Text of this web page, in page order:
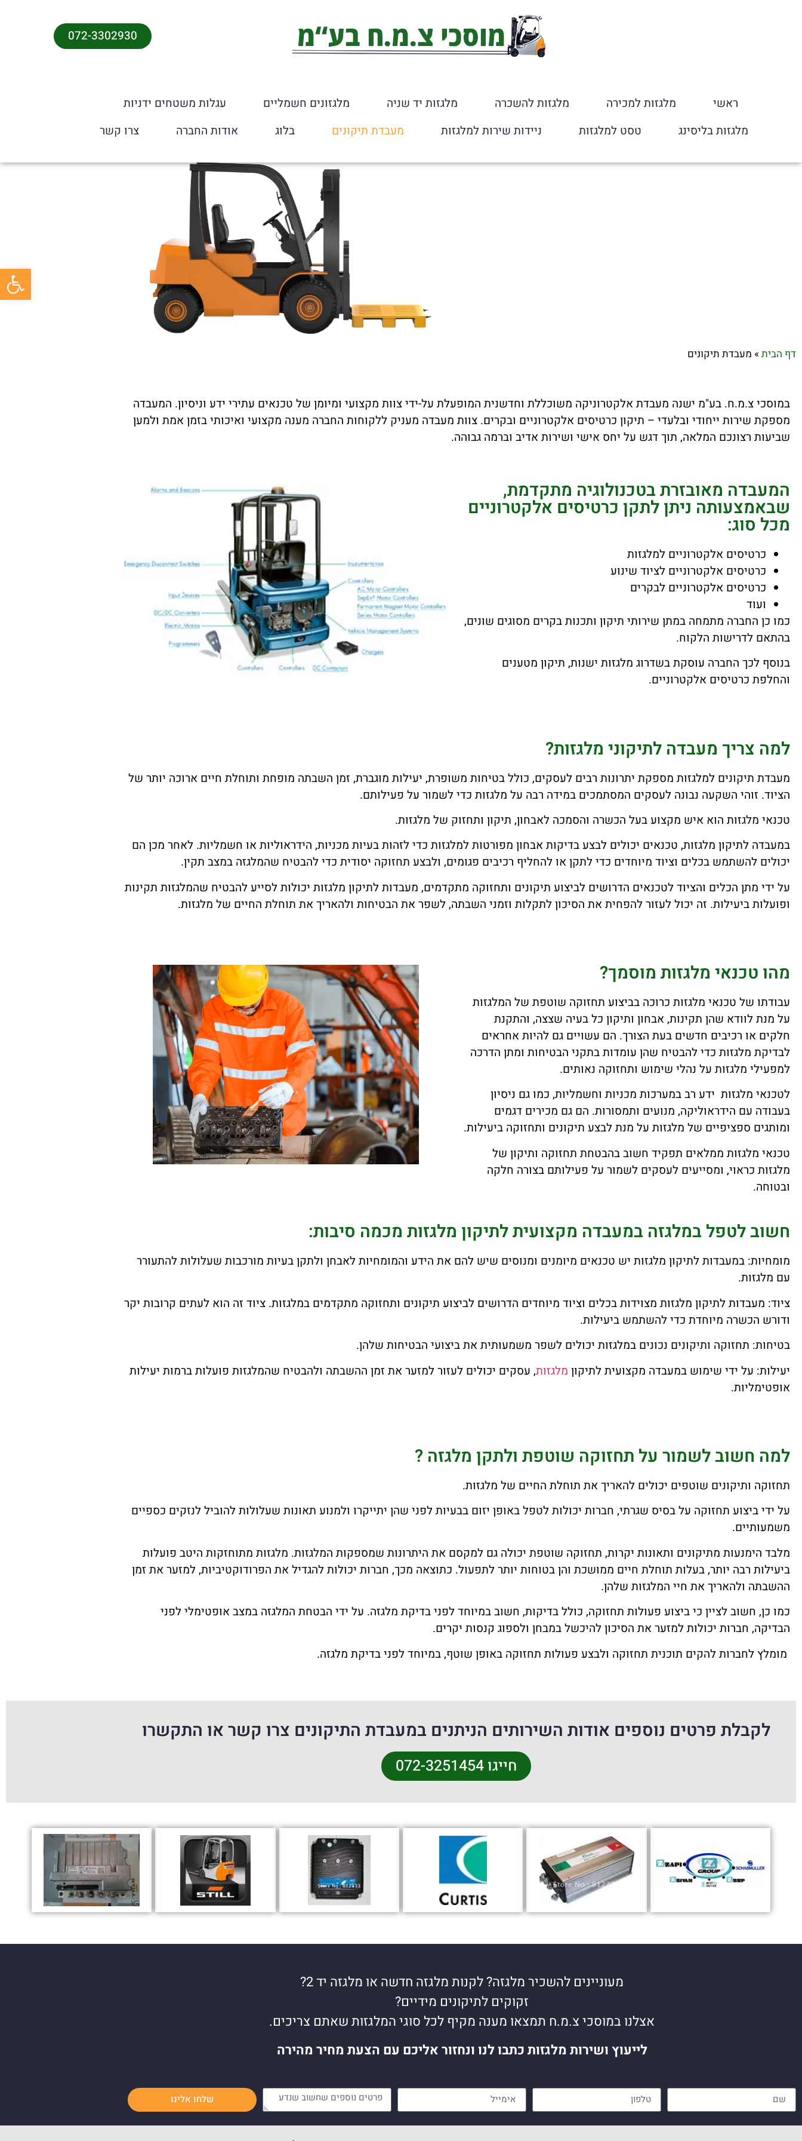
פתח
072-3302930
ראשי מלגזות למכירה מלגזות להשכרה מלגזות יד שניה מלגזונים חשמליים
עגלות משטחים ידניות
מלגזות בליסינג
טסט למלגזות ניידות שירות למלגזות מעבדת תיקונים בלוג אודות החברה צרו קשר
דף הבית » מעבדת תיקונים
במוסכי צ.מ.ח. בע"מ ישנה מעבדת אלקטרוניקה משוכללת וחדשנית המופעלת על-ידי צוות מקצועי ומיומן של טכנאים עתירי ידע וניסיון. המעבדה
מספקת שירות ייחודי ובלעדי – תיקון כרטיסים אלקטרוניים ובקרים. צוות מעבדה מעניק ללקוחות החברה מענה מקצועי ואיכותי בזמן אמת ולמען
שביעות רצונכם המלאה, תוך דגש על יחס אישי ושירות אדיב וברמה גבוהה.
המעבדה מאובזרת בטכנולוגיה מתקדמת,
שבאמצעותה ניתן לתקן כרטיסים אלקטרוניים
מכל סוג:
כרטיסים אלקטרוניים למלגזות
כרטיסים אלקטרוניים לציוד שינוע
כרטיסים אלקטרוניים לבקרים
ועוד
כמו כן החברה מתמחה במתן שירותי תיקון ותכנות בקרים מסוגים שונים,
בהתאם לדרישות הלקוח.
בנוסף לכך החברה עוסקת בשדרוג מלגזות ישנות, תיקון מטענים
והחלפת כרטיסים אלקטרוניים.
למה צריך מעבדה לתיקוני מלגזות?
מעבדת תיקונים למלגזות מספקת יתרונות רבים לעסקים, כולל בטיחות משופרת, יעילות מוגברת, זמן השבתה מופחת ותוחלת חיים ארוכה יותר של
הציוד. זוהי השקעה נבונה לעסקים המסתמכים במידה רבה על מלגזות כדי לשמור על פעילותם.
טכנאי מלגזות הוא איש מקצוע בעל הכשרה והסמכה לאבחון, תיקון ותחזוק של מלגזות.
במעבדה לתיקון מלגזות, טכנאים יכולים לבצע בדיקות אבחון מפורטות למלגזות כדי לזהות בעיות מכניות, הידראוליות או חשמליות. לאחר מכן הם
יכולים להשתמש בכלים וציוד מיוחדים כדי לתקן או להחליף רכיבים פגומים, ולבצע תחזוקה יסודית כדי להבטיח שהמלגזה במצב תקין.
על ידי מתן הכלים והציוד לטכנאים הדרושים לביצוע תיקונים ותחזוקה מתקדמים, מעבדות לתיקון מלגזות יכולות לסייע להבטיח שהמלגזות תקינות
ופועלות ביעילות. זה יכול לעזור להפחית את הסיכון לתקלות וזמני השבתה, לשפר את הבטיחות ולהאריך את תוחלת החיים של מלגזות.
מהו טכנאי מלגזות מוסמך?
עבודתו של טכנאי מלגזות כרוכה בביצוע תחזוקה שוטפת של המלגזות
על מנת לוודא שהן תקינות, אבחון ותיקון כל בעיה שצצה, והתקנת
חלקים או רכיבים חדשים בעת הצורך. הם עשויים גם להיות אחראים
לבדיקת מלגזות כדי להבטיח שהן עומדות בתקני הבטיחות ומתן הדרכה
למפעילי מלגזות על נהלי שימוש ותחזוקה נאותים.
לטכנאי מלגזות ידע רב במערכות מכניות וחשמליות, כמו גם ניסיון
בעבודה עם הידראוליקה, מנועים ותמסורות. הם גם מכירים דגמים
ומותגים ספציפיים של מלגזות על מנת לבצע תיקונים ותחזוקה ביעילות.
טכנאי מלגזות ממלאים תפקיד חשוב בהבטחת תחזוקה ותיקון של
מלגזות כראוי, ומסייעים לעסקים לשמור על פעילותם בצורה חלקה
ובטוחה.
חשוב לטפל במלגזה במעבדה מקצועית לתיקון מלגזות מכמה סיבות:
מומחיות: במעבדות לתיקון מלגזות יש טכנאים מיומנים ומנוסים שיש להם את הידע והמומחיות לאבחן ולתקן בעיות מורכבות שעלולות להתעורר
עם מלגזות.
ציוד: מעבדות לתיקון מלגזות מצוידות בכלים וציוד מיוחדים הדרושים לביצוע תיקונים ותחזוקה מתקדמים במלגזות. ציוד זה הוא לעתים קרובות יקר
ודורש הכשרה מיוחדת כדי להשתמש ביעילות.
בטיחות: תחזוקה ותיקונים נכונים במלגזות יכולים לשפר משמעותית את ביצועי הבטיחות שלהן.
יעילות: על ידי שימוש במעבדה מקצועית לתיקון מלגזות, עסקים יכולים לעזור למזער את זמן ההשבתה ולהבטיח שהמלגזות פועלות ברמות יעילות
אופטימליות.
למה חשוב לשמור על תחזוקה שוטפת ולתקן מלגזה ?
תחזוקה ותיקונים שוטפים יכולים להאריך את תוחלת החיים של מלגזות.
על ידי ביצוע תחזוקה על בסיס שגרתי, חברות יכולות לטפל באופן יזום בבעיות לפני שהן יתייקרו ולמנוע תאונות שעלולות להוביל לנזקים כספיים
משמעותיים.
מלבד הימנעות מתיקונים ותאונות יקרות, תחזוקה שוטפת יכולה גם למקסם את היתרונות שמספקות המלגזות. מלגזות מתוחזקות היטב פועלות
ביעילות רבה יותר, בעלות תוחלת חיים ממושכת והן בטוחות יותר לתפעול. כתוצאה מכך, חברות יכולות להגדיל את הפרודוקטיביות, למזער את זמן
ההשבתה ולהאריך את חיי המלגזות שלהן.
כמו כן, חשוב לציין כי ביצוע פעולות תחזוקה, כולל בדיקות, חשוב במיוחד לפני בדיקת מלגזה. על ידי הבטחת המלגזה במצב אופטימלי לפני
הבדיקה, חברות יכולות למזער את הסיכון להיכשל במבחן ולספוג קנסות יקרים.
מומלץ לחברות להקים תוכנית תחזוקה ולבצע פעולות תחזוקה באופן שוטף, במיוחד לפני בדיקת מלגזה.
לקבלת פרטים נוספים אודות השירותים הניתנים במעבדת התיקונים צרו קשר או התקשרו
חייגו 072-3251454
מעוניינים להשכיר מלגזה? לקנות מלגזה חדשה או מלגזה יד 2?
זקוקים לתיקונים מידיים?
אצלנו במוסכי צ.מ.ח תמצאו מענה מקיף לכל סוגי המלגזות שאתם צריכים.
לייעוץ ושירות מלגזות כתבו לנו ונחזור אליכם עם הצעת מחיר מהירה
שלחו אלינו